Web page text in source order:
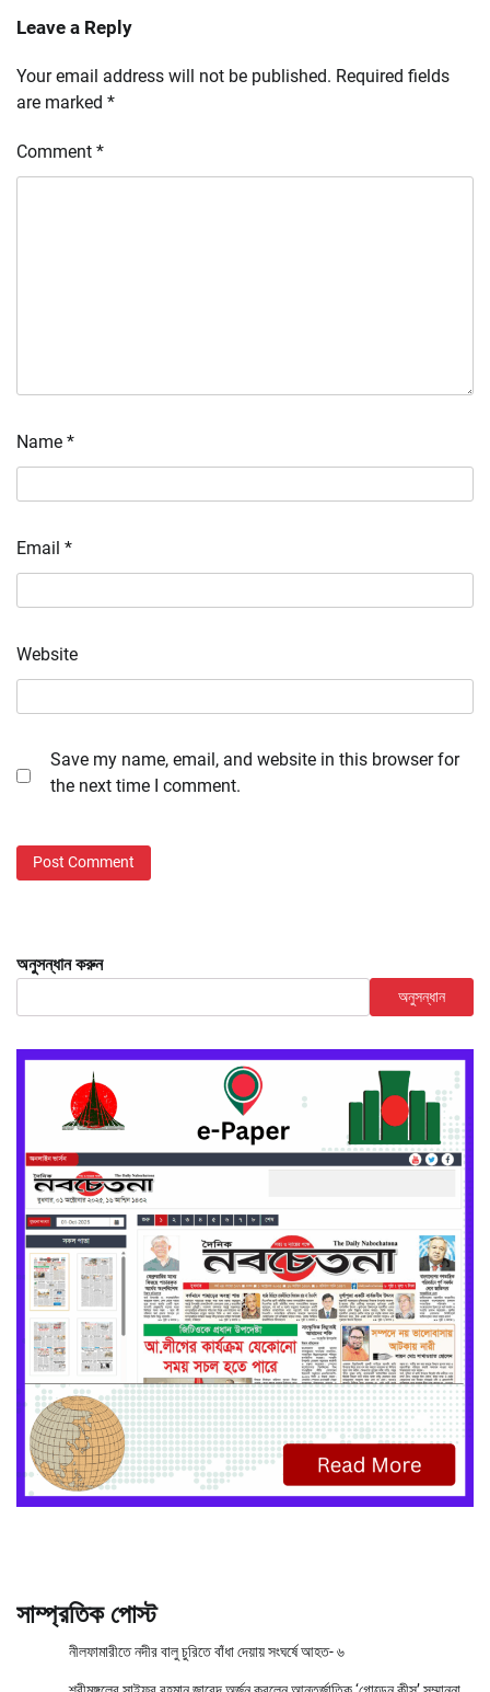
Leave a Reply
Your email address will not be published. Required fields
are marked *
Comment *
Name *
Email *
Website
Save my name, email, and website in this browser for
the next time I comment.
অনুসন্ধান করুন
অনুসন্ধান
সাম্প্রতিক পোস্ট
নীলফামারীতে নদীর বালু চুরিতে বাঁধা দেয়ায় সংঘর্ষে আহত- ৬